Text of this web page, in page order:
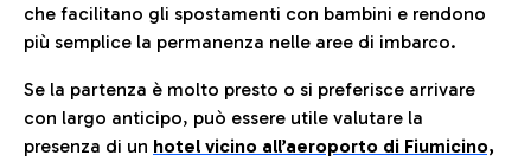
che facilitano gli spostamenti con bambini e rendono
più semplice la permanenza nelle aree di imbarco.
Se la partenza è molto presto o si preferisce arrivare
con largo anticipo, può essere utile valutare la
presenza di un hotel vicino all’aeroporto di Fiumicino,